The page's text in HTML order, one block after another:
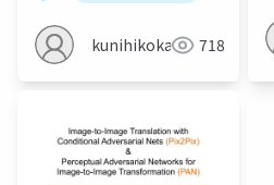
kunihikokaneko718